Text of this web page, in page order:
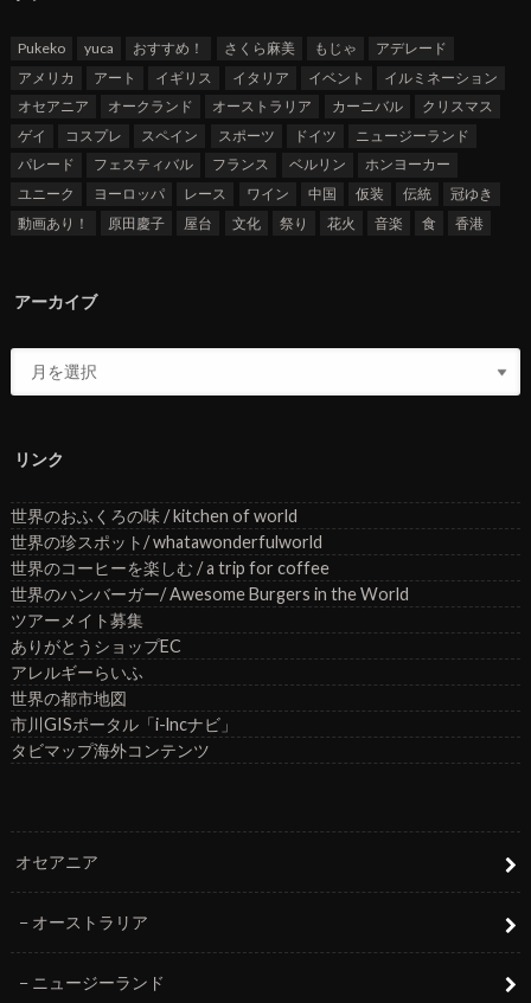
Pukeko yuca おすすめ！ さくら麻美 もじゃ
アデレード
アメリカ
アート イギリス イタリア イベント
イルミネーション
オセアニア
オークランド オーストラリア カーニバル
クリスマス
ゲイ
コスプレ スペイン スポーツ ドイツ
ニュージーランド
パレード
フェスティバル フランス ベルリン
ホンヨーカー
ユニーク
ヨーロッパ レース ワイン 中国 仮装 伝統
冠ゆき
動画あり！
原田慶子 屋台 文化 祭り 花火 音楽 食 香港
アーカイブ
リンク
世界のおふくろの味 / kitchen of world
世界の珍スポット/ whatawonderfulworld
世界のコーヒーを楽しむ / a trip for coffee
世界のハンバーガー/ Awesome Burgers in the World
ツアーメイト募集
ありがとうショップEC
アレルギーらいふ
世界の都市地図
市川GISポータル「i-lncナビ」
タビマップ海外コンテンツ
オセアニア
オーストラリア
ニュージーランド